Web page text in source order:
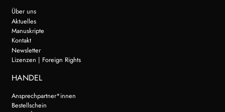
Über uns
Aktuelles
Manuskripte
Kontakt
Newsletter
Lizenzen | Foreign Rights
HANDEL
Ansprechpartner*innen
Bestellschein